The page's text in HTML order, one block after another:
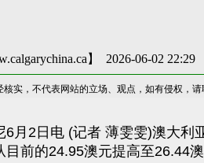
】 2026-06-02 22:29
实，不代表网站的立场、观点，如有侵权，请
2日电 (记者 薄雯雯)澳大利亚
目前的24.95澳元提高至26.44